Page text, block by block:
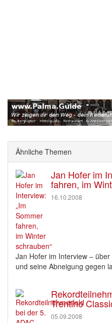
Ähnliche Themen
Jan Hofer im
fahren, im
16.10.2008
Jan Hofer im Interview –
und seine Abneigung gegen
Trentino
05.09.2008